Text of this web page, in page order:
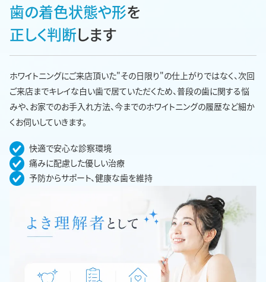
歯の着色状態や形を
正しく判断します
ホワイトニングにご来店頂いた"その日限り"の仕上がりではなく、次回
ご来店までキレイな白い歯で居ていただくため、普段の歯に関する悩
みや、お家でのお手入れ方法、今までのホワイトニングの履歴など細か
くお伺いしていきます。
快適で安心な診察環境
痛みに配慮した優しい治療
予防からサポート、健康な歯を維持